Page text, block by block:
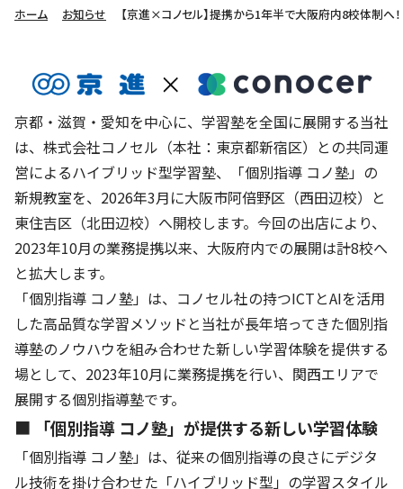
社歌
京進グループが目指す姿
子会社および関係会社
フランチャイズ事業
ソーシャルメディア公式アカウント
京進グループの事業所
ミャンマーへの支援活動
清華・京進発展フォーラム
立木奨学金
価値創造の取り組み
DX（デジタル変革）
DXビジョン・DX戦略
Kyoshin Digital Academy
卓越した安全・安心を目指して
基本方針
安全と安心への取り組み
ビジョン／経営方針
IRライブラリー
IRカレンダー
ディスクロージャーポリシー
よくあるご質問
免責事項
IRお問合せ
新卒採用情報
中途採用
講師（アルバイト）募集
保育事業 採用
日本語教育事業 採用
介護事業 採用
特別警報発令時の授業について
ホーム お知らせ 【京進×コノセル】提携から1年半で大阪府内8校体制へ
京都・滋賀・愛知を中心に、学習塾を全国に展開する当社
は、株式会社コノセル（本社：東京都新宿区）との共同運
営によるハイブリッド型学習塾、「個別指導 コノ塾」の
新規教室を、2026年3月に大阪市阿倍野区（西田辺校）と
東住吉区（北田辺校）へ開校します。今回の出店により、
2023年10月の業務提携以来、大阪府内での展開は計8校へ
と拡大します。
「個別指導 コノ塾」は、コノセル社の持つICTとAIを活用
した高品質な学習メソッドと当社が長年培ってきた個別指
導塾のノウハウを組み合わせた新しい学習体験を提供する
場として、2023年10月に業務提携を行い、関西エリアで
展開する個別指導塾です。
■ 「個別指導 コノ塾」が提供する新しい学習体験
「個別指導 コノ塾」は、従来の個別指導の良さにデジタ
ル技術を掛け合わせた「ハイブリッド型」の学習スタイル